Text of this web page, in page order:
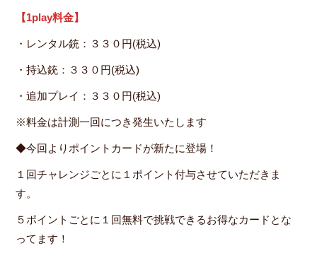
【1play料金】
・レンタル銃：３３０円(税込)
・持込銃：３３０円(税込)
・追加プレイ：３３０円(税込)
※料金は計測一回につき発生いたします
◆今回よりポイントカードが新たに登場！
１回チャレンジごとに１ポイント付与させていただきま
す。
５ポイントごとに１回無料で挑戦できるお得なカードとな
ってます！